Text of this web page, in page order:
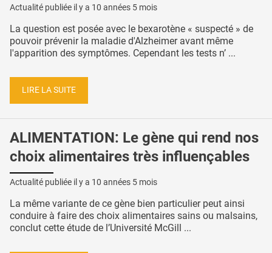
Actualité publiée il y a 10 années 5 mois
La question est posée avec le bexarotène « suspecté » de
pouvoir prévenir la maladie d'Alzheimer avant même
l'apparition des symptômes. Cependant les tests n’ ...
LIRE LA SUITE
ALIMENTATION: Le gène qui rend nos
choix alimentaires très influençables
Actualité publiée il y a 10 années 5 mois
La même variante de ce gène bien particulier peut ainsi
conduire à faire des choix alimentaires sains ou malsains,
conclut cette étude de l’Université McGill ...